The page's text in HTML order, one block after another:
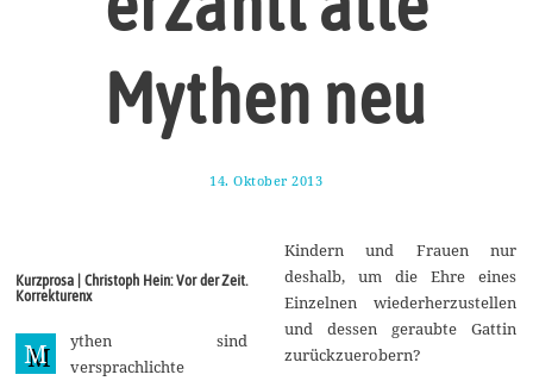
Mythen neu
14. Oktober 2013
e
z
e
m
b
e
r
Kurzprosa | Christoph Hein: Vor der Zeit.
Korrekturenx
M
ythen sind
versprachlichte
Kindern und Frauen nur
deshalb, um die Ehre eines
Einzelnen wiederherzustellen
und dessen geraubte Gattin
zurückzuerobern?